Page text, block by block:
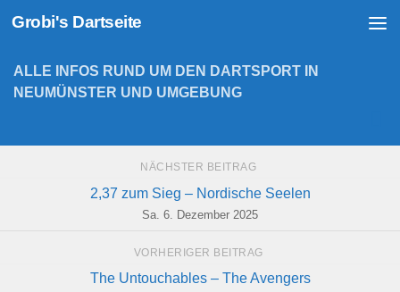
Zum Inhalt springen
Grobi's Dartseite
ALLE INFOS RUND UM DEN DARTSPORT IN
NEUMÜNSTER UND UMGEBUNG
NÄCHSTER BEITRAG
2,37 zum Sieg – Nordische Seelen
Sa. 6. Dezember 2025
VORHERIGER BEITRAG
The Untouchables – The Avengers